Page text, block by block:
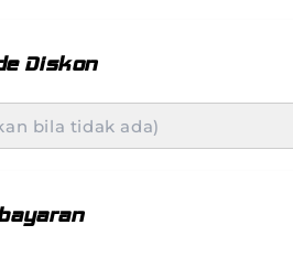
Diskon